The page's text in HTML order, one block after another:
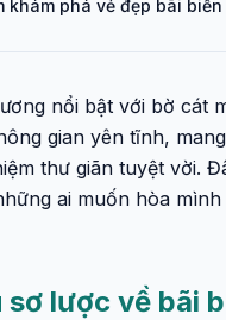
khám phá vẻ đẹp bãi biển
nổi bật với bờ cát
gian yên tĩnh,
thư giãn tuyệt vời.
ai muốn hòa
sơ lược về bãi